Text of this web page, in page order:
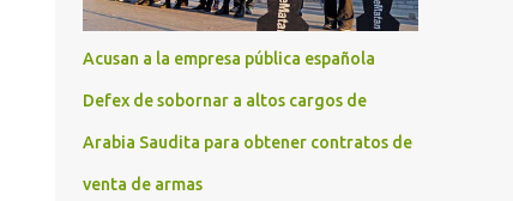
Acusan a la empresa pública española
Defex de sobornar a altos cargos de
Arabia Saudita para obtener contratos de
venta de armas